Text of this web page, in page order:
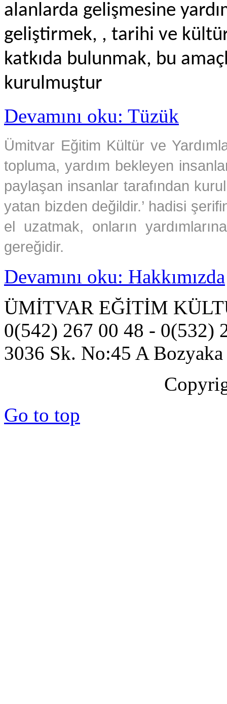
alanlarda gelişmesine
geliştirmek, , tarihi ve
katkıda bulunmak, bu
kurulmuştur
Devamını oku: Tüzük
Ümitvar Eğitim Kültür ve
topluma, yardım bekleyen
paylaşan insanlar tarafından
yatan bizden değildir.’ hadisi
el uzatmak, onların
gereğidir.
Devamını oku: Hakkımızda
ÜMİTVAR EĞİTİM
0(542) 267 00 48 - 0(532)
3036 Sk. No:45 A
Go to top